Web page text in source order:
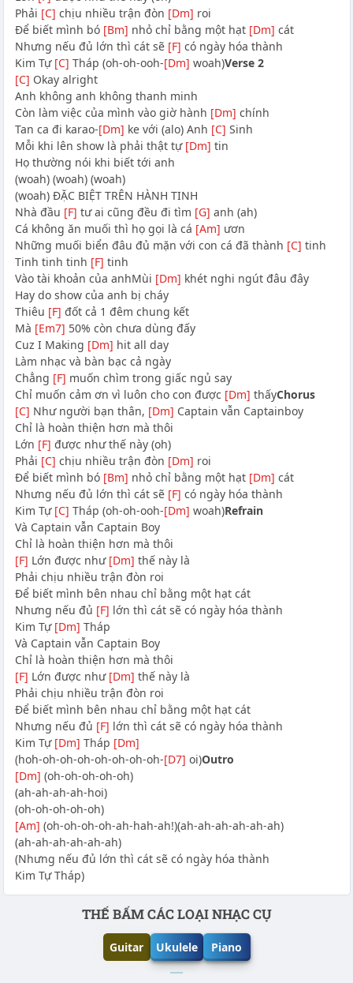
Phải [C] chịu nhiều trận đòn [Dm] roi
Để biết mình bó [Bm] nhỏ chỉ bằng một hạt [Dm] cát
Nhưng nếu đủ lớn thì cát sẽ [F] có ngày hóa thành
Kim Tự [C] Tháp (oh-oh-ooh-[Dm] woah)Verse 2
[C] Okay alright
Anh không anh không thanh minh
Còn làm việc của mình vào giờ hành [Dm] chính
Tan ca đi karao-[Dm] ke với (alo) Anh [C] Sinh
Mỗi khi lên show là phải thật tự [Dm] tin
Họ thường nói khi biết tới anh
(woah) (woah) (woah)
(woah) ĐẶC BIỆT TRÊN HÀNH TINH
Nhà đầu [F] tư ai cũng đều đi tìm [G] anh (ah)
Cá không ăn muối thì họ gọi là cá [Am] ươn
Những muối biển đâu đủ mặn với con cá đã thành [C] tinh
Tinh tinh tinh [F] tinh
Vào tài khoản của anhMùi [Dm] khét nghi ngút đâu đây
Hay do show của anh bị cháy
Thiêu [F] đốt cả 1 đêm chung kết
Mà [Em7] 50% còn chưa dùng đấy
Cuz I Making [Dm] hit all day
Làm nhạc và bàn bạc cả ngày
Chẳng [F] muốn chìm trong giấc ngủ say
Chỉ muốn cảm ơn vì luôn cho con được [Dm] thấyChorus
[C] Như người bạn thân, [Dm] Captain vẫn Captainboy
Chỉ là hoàn thiện hơn mà thôi
Lớn [F] được như thế này (oh)
Phải [C] chịu nhiều trận đòn [Dm] roi
Để biết mình bó [Bm] nhỏ chỉ bằng một hạt [Dm] cát
Nhưng nếu đủ lớn thì cát sẽ [F] có ngày hóa thành
Kim Tự [C] Tháp (oh-oh-ooh-[Dm] woah)Refrain
Và Captain vẫn Captain Boy
Chỉ là hoàn thiện hơn mà thôi
[F] Lớn được như [Dm] thế này là
Phải chịu nhiều trận đòn roi
Để biết mình bên nhau chỉ bằng một hạt cát
Nhưng nếu đủ [F] lớn thì cát sẽ có ngày hóa thành
Kim Tự [Dm] Tháp
Và Captain vẫn Captain Boy
Chỉ là hoàn thiện hơn mà thôi
[F] Lớn được như [Dm] thế này là
Phải chịu nhiều trận đòn roi
Để biết mình bên nhau chỉ bằng một hạt cát
Nhưng nếu đủ [F] lớn thì cát sẽ có ngày hóa thành
Kim Tự [Dm] Tháp [Dm]
(hoh-oh-oh-oh-oh-oh-oh-oh-[D7] oi)Outro
[Dm] (oh-oh-oh-oh-oh)
(ah-ah-ah-ah-hoi)
(oh-oh-oh-oh-oh)
[Am] (oh-oh-oh-oh-ah-hah-ah!)(ah-ah-ah-ah-ah-ah)
(ah-ah-ah-ah-ah-ah)
(Nhưng nếu đủ lớn thì cát sẽ có ngày hóa thành
Kim Tự Tháp)
Phần nội dungTHẾ BẤM CÁC LOẠI NHẠC CỤ
Guitar Ukulele Piano